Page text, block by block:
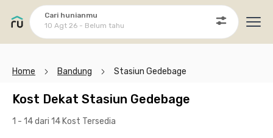
Cari hunianmu
10 Agt 26 - Belum tahu
Home Bandung Stasiun Gedebage
Kost Dekat Stasiun Gedebage
1 - 14 dari 14 Kost Tersedia